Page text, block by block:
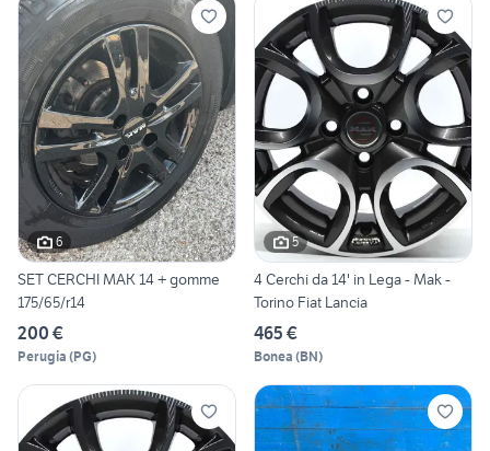
6
SET CERCHI MAK 14 + gomme
175/65/r14
200 €
Perugia (PG)
5
4 Cerchi da 14' in Lega - Mak -
Torino Fiat Lancia
465 €
Bonea (BN)